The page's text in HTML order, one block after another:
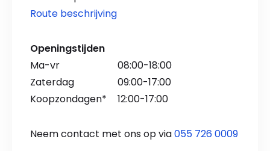
Route beschrijving
Openingstijden
Ma-vr
08:00-18:00
Zaterdag
09:00-17:00
Koopzondagen*
12:00-17:00
Neem contact met ons op via055 726 0009